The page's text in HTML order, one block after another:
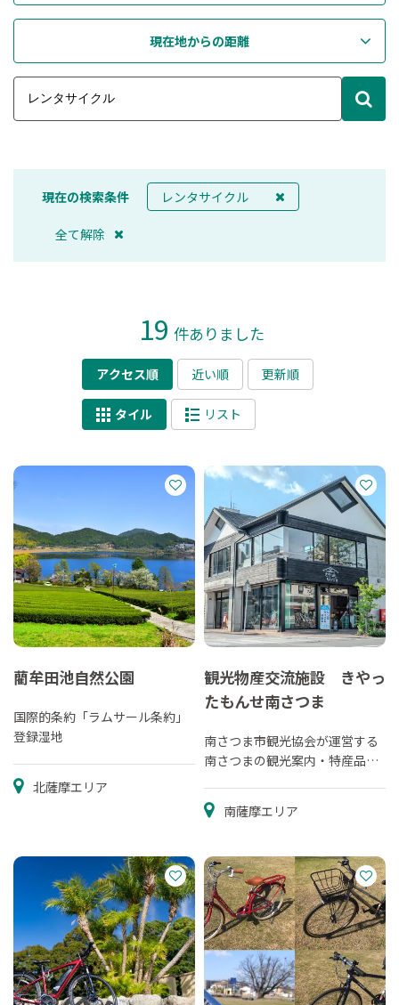
現在地からの距離
現在の検索条件 レンタサイクル
全て解除
19 件ありました
アクセス順 近い順 更新順
タイル リスト
藺牟田池自然公園
国際的条約「ラムサール条約」
登録湿地
北薩摩エリア
観光物産交流施設 きやっ
たもんせ南さつま
南さつま市観光協会が運営する
南さつまの観光案内・特産品販
南薩摩エリア